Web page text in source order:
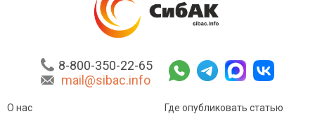
8-800-350-22-65
mail@sibac.info
О нас
Где опубликовать статью